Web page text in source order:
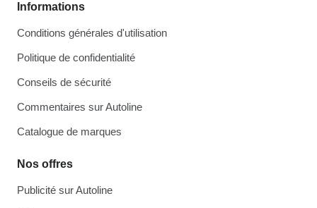
Informations
Conditions générales d'utilisation
Politique de confidentialité
Conseils de sécurité
Commentaires sur Autoline
Catalogue de marques
Nos offres
Publicité sur Autoline